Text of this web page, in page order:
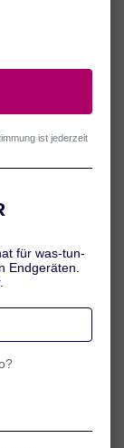
zu den
Kälte sorgt
und der
nicht nur
Als
Legen